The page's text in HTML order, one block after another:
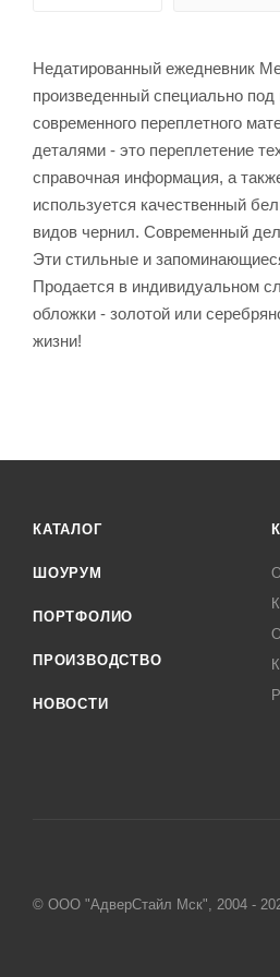
Недатированный ежедневник
произведенный специально
современного переплетного
деталями - это переплетение
справочная информация, а
используется качественный
видов чернил. Современный
Эти стильные и
Продается в индивидуальном
обложки - золотой или
жизни!
КАТАЛОГ
ШОУРУМ
ПОРТФОЛИО
ПРОИЗВОДСТВО
НОВОСТИ
© ООО "АдверСтайл Мск", 2004 -